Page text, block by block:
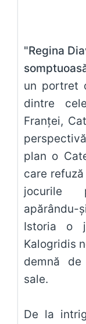
"Regina
un portret
dintre
Franței,
plan o
care
jocurile
Istoria o
Kalogridis
demnă
sale.
De la